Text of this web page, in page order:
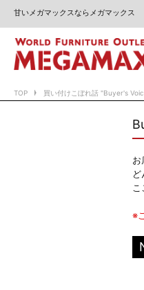
甘いメガマックスならメガマックス
TOP 買い付けこぼれ話 "Buyer's
お
※